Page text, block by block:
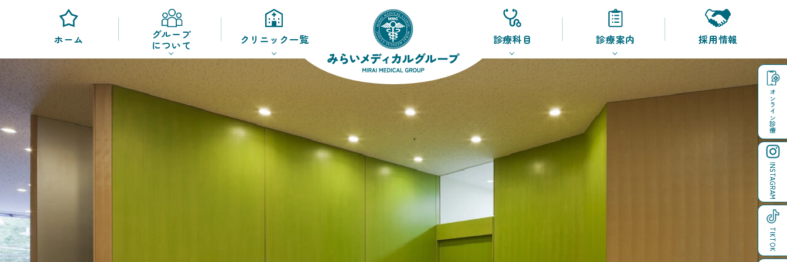
診
療-
confirm
ホーム グループ
について クリニック一覧 診療科目 診療案内 採用情報
オンライン診療
INSTAGRAM
TIKTOK